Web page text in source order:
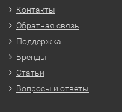
Контакты
Обратная связь
Поддержка
Бренды
Статьи
Вопросы и ответы